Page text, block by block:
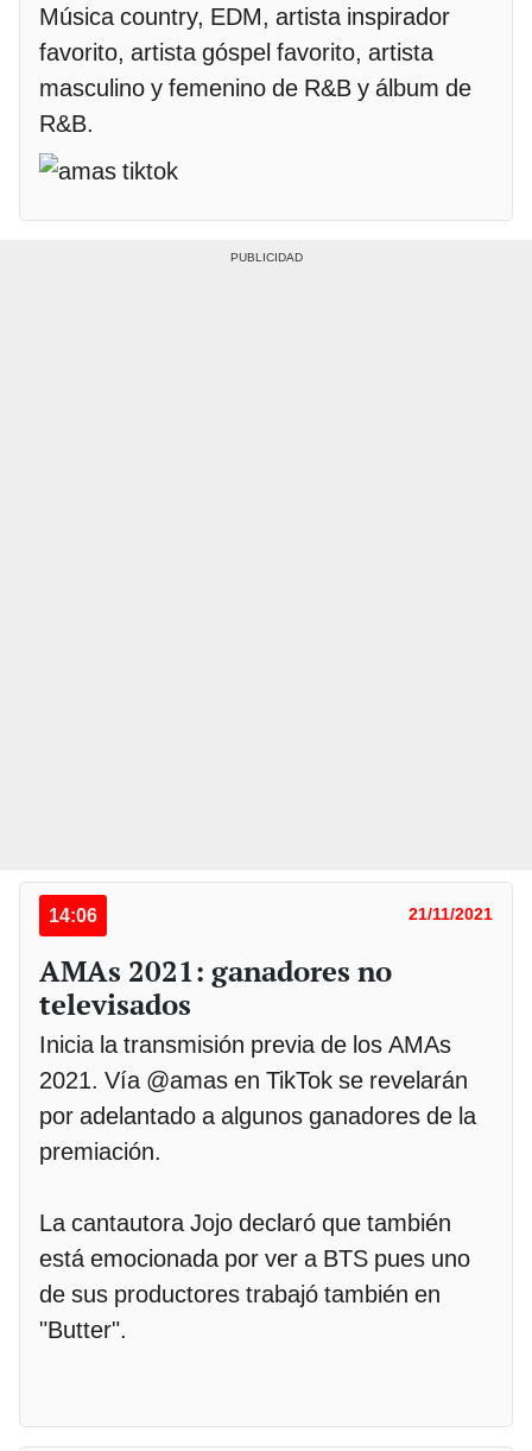
Música country, EDM, artista inspirador
favorito, artista góspel favorito, artista
masculino y femenino de R&B y álbum de
R&B.
14:06 21/11/2021
AMAs 2021: ganadores no
televisados
Inicia la transmisión previa de los AMAs
2021. Vía @amas en TikTok se revelarán
por adelantado a algunos ganadores de la
premiación.
La cantautora Jojo declaró que también
está emocionada por ver a BTS pues uno
de sus productores trabajó también en
"Butter".